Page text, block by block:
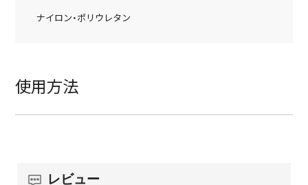
ナイロン・ポリウレタン
使用方法
レビュー